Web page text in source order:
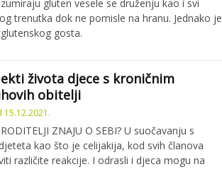
gluten vesele se druženju kao i svi
trenutka dok ne pomisle na hranu. Jednako je
gosta.
života djece s kroničnim
obitelji
15.12.2021.
ZNAJU O SEBI? U suočavanju s
kao što je celijakija, kod svih članova
različite reakcije. I odrasli i djeca mogu na